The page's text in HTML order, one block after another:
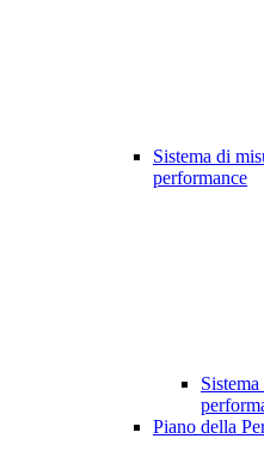
Sistema di
performance
Piano della